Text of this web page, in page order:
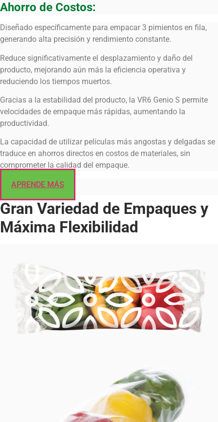
Ahorro de Costos:
Diseñado específicamente para empacar 3 pimientos en fila,
generando alta precisión y rendimiento constante.
Reduce significativamente el desplazamiento y daño del
producto, mejorando aún más la eficiencia operativa y
reduciendo los tiempos muertos.
Gracias a la estabilidad del producto, la VR6 Genio S permite
velocidades de empaque más rápidas, aumentando la
productividad.
La capacidad de utilizar películas más angostas y delgadas se
traduce en ahorros directos en costos de materiales, sin
comprometer la calidad del empaque.
APRENDE MÁS
Gran Variedad de Empaques y
Máxima Flexibilidad